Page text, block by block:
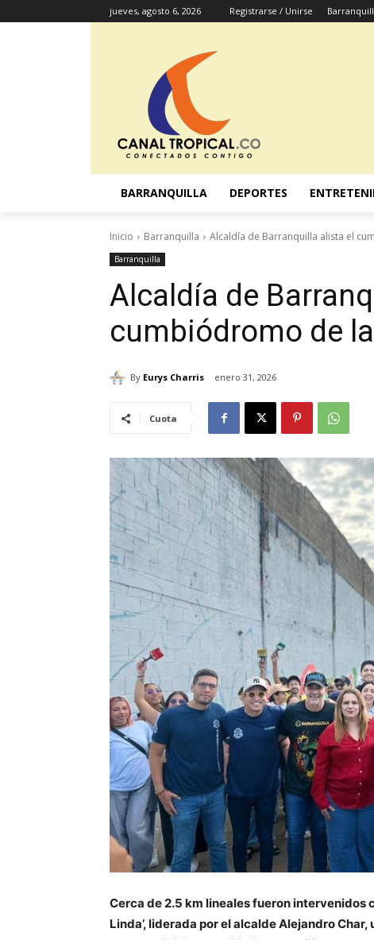
jueves, agosto 6, 2026 Registrarse / Unirse
BARRANQUILLA DEPORTES
Inicio Barranquilla Alcaldía de Barranquilla alista el
Barranquilla
Alcaldía de
cumbiódromo de
By Eurys Charris enero 31, 2026
Cuota
Cerca de 2.5 km lineales fueron intervenidos
Linda’, liderada por el alcalde Alejandro